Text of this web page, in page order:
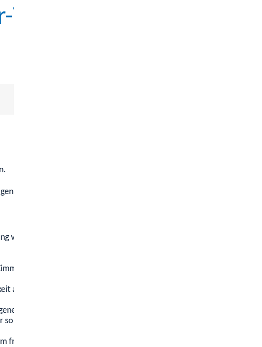
Sie eine andere, gesonderte Erlaubnis.
von Grundstücken, von Wohnungseigentum sowie von Verträgen
als sogenannter Nachweismakler)
oder fremde Rechnung vorbereiten oder durchführen und dazu
Nutzungsberechtigten oder von Bewerbern
fremden Namen für fremde Rechnung wirtschaftlich vorbereiten